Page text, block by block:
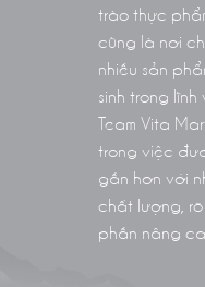
trào thực
cũng là nơi
nhiều sản
sinh trong
Team Vita
trong việc
gần hơn với
chất lượng,
phần nâng